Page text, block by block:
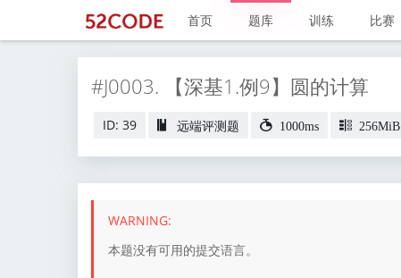
首页 题库 训练 比赛
#J0003. 【深基1.例9】圆的计算
ID: 39 远端评测题 1000ms 256MiB
本题没有可用的提交语言。